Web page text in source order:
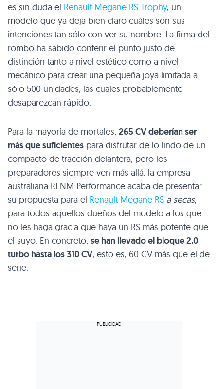
es sin duda el Renault Megane RS Trophy, un
modelo que ya deja bien claro cuáles son sus
intenciones tan sólo con ver su nombre. La firma del
rombo ha sabido conferir el punto justo de
distinción tanto a nivel estético como a nivel
mecánico para crear una pequeña joya limitada a
sólo 500 unidades, las cuales probablemente
desaparezcan rápido.
Para la mayoría de mortales, 265 CV deberían ser
más que suficientes para disfrutar de lo lindo de un
compacto de tracción delantera, pero los
preparadores siempre ven más allá. la empresa
australiana RENM Performance acaba de presentar
su propuesta para el Renault Megane RS a secas,
para todos aquellos dueños del modelo a los que
no les haga gracia que haya un RS más potente que
el suyo. En concreto, se han llevado el bloque 2.0
turbo hasta los 310 CV, esto es, 60 CV más que el de
serie.